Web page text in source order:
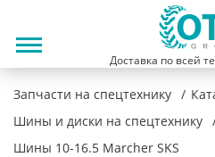
Доставка по всей
Запчасти на спецтехнику
Шины и диски на спецтехнику
Шины 10-16.5 Marcher SKS